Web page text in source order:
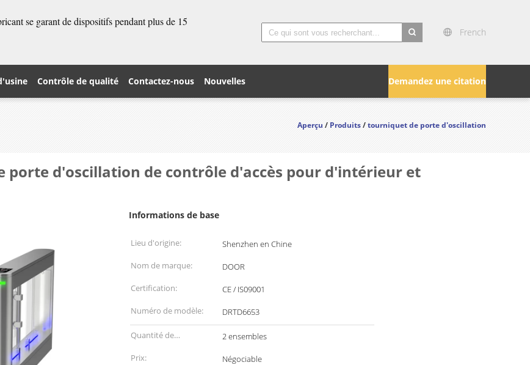
se garant de dispositifs pendant plus de 15
French
Demandez une citation
Contrôle de qualité Contactez-nous Nouvelles
Aperçu/Produits/tourniquet de porte d'oscillation
porte d'oscillation de contrôle d'accès pour d'intérieur et
Informations de base
Lieu d'origine:
Shenzhen en Chine
Nom de marque:
DOOR
Certification:
CE / IS09001
Numéro de modèle:
DRTD6653
Quantité de
commande min:
2 ensembles
Prix:
Négociable